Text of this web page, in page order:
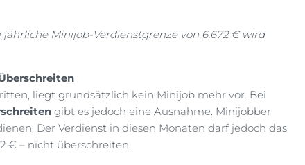
Minijob-Verdienstgrenze von 6.672 € wird
liegt grundsätzlich kein Minijob mehr vor. Bei
gibt es jedoch eine Ausnahme. Minijobber
Der Verdienst in diesen Monaten darf jedoch das
€ – nicht überschreiten.